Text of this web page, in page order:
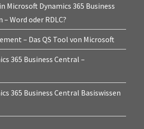
Microsoft Dynamics 365 Business
Word oder RDLC?
– Das QS Tool von Microsoft
365 Business Central –
365 Business Central Basiswissen